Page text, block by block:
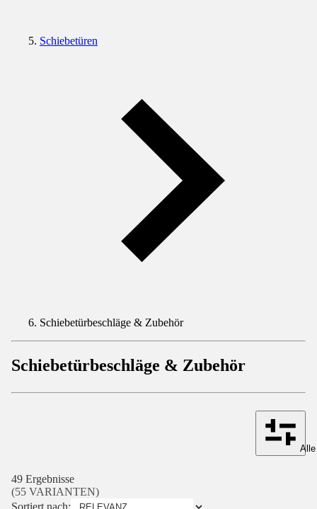
Schiebetüren
Schiebetürbeschläge & Zubehör
Schiebetürbeschläge & Zubehör
49 Ergebnisse
(55 VARIANTEN)
Sortiert nach: